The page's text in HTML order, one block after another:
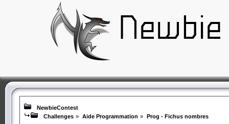
NewbieContest
Challenges » Aide Programmation » Prog - Fichus nombres